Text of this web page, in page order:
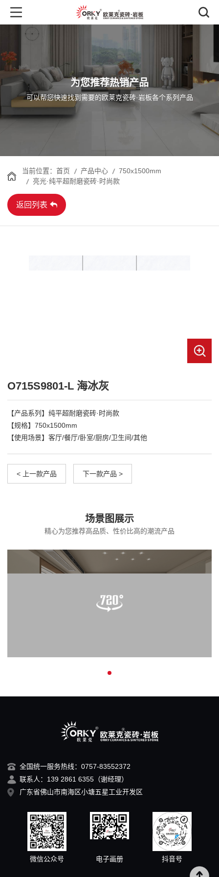
为您推荐热销产品
可以帮您快速找到需要的欧莱克瓷砖·岩板各个系列产品
返回列表
当前位置： 首页 产品中心
750x1500mm
亮光·纯平超耐磨瓷砖·时尚款
O715S9801-L 海冰灰
【产品系列】纯平超耐磨瓷砖·时尚款
【规格】750x1500mm
【使用场景】客厅/餐厅/卧室/厨房/卫生间/其他
< 上一款产品 下一款产品 >
场景图展示
精心为您推荐高品质、性价比高的潮流产品
全国统一服务热线：0757-83552372
联系人：139 2861 6355（谢经理）
广东省佛山市南海区小塘五星工业开发区
微信公众号 电子画册 抖音号